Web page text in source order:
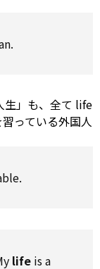
生」も、全て life
っている外国人
life is a